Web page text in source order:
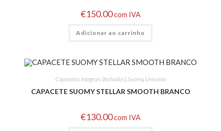
€150.00com IVA
Adicionar ao carrinho
Capacetes Integrais (fechados), Suomy, Unissexo
CAPACETE SUOMY STELLAR SMOOTH BRANCO
€130.00com IVA